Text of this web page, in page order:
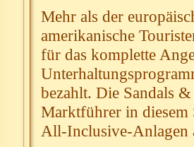
Mehr als der
amerikanische
für das komplette
bezahlt. Die Sandals
Marktführer in diesem
All-Inclusive-Anlagen